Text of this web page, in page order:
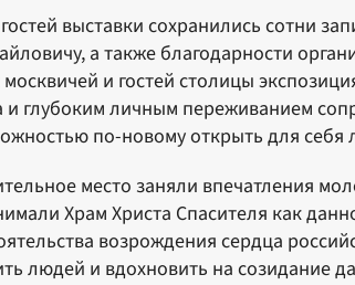
выставки сохранились сотни
а также благодарности
и гостей столицы
и глубоким личным переживанием
по-новому открыть для
место заняли впечатления
Храм Христа Спасителя как
возрождения сердца
людей и вдохновить на созидание